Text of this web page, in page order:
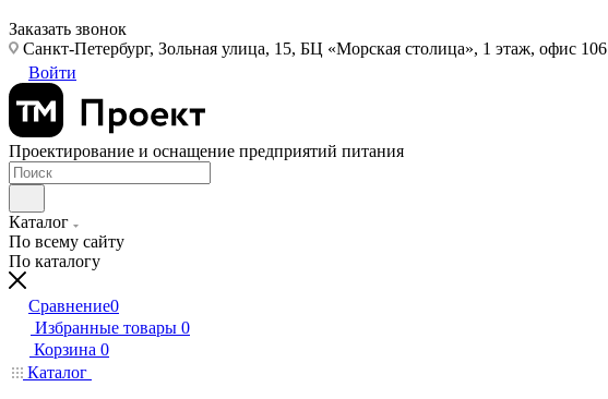
Заказать звонок
Санкт-Петербург, Зольная улица, 15, БЦ «Морская столица», 1 этаж, офис 106
Войти
Проектирование и оснащение предприятий питания
Каталог
По всему сайту
По каталогу
Сравнение0
Избранные товары 0
Корзина 0
Каталог